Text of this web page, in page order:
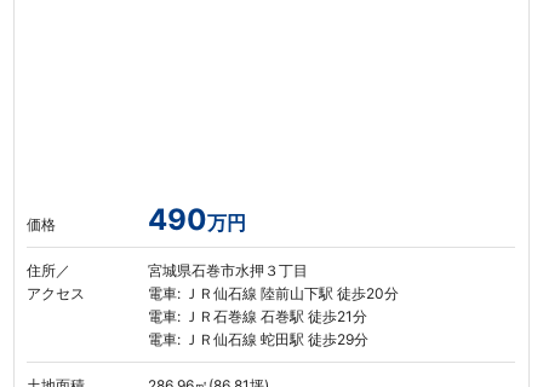
価格 490万円
住所／
アクセス
宮城県石巻市水押３丁目
電車: ＪＲ仙石線 陸前山下駅 徒歩20分
電車: ＪＲ石巻線 石巻駅 徒歩21分
電車: ＪＲ仙石線 蛇田駅 徒歩29分